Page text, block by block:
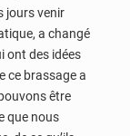
jours venir
a changé
ont des idées
ce brassage a
être
que nous